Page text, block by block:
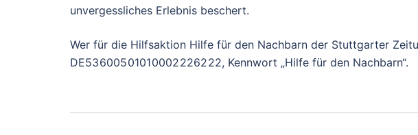
unvergessliches Erlebnis beschert.
Wer für die Hilfsaktion Hilfe für den Nachbarn der Stuttgarter
DE53 6005 0101 0002 2262 22, Kennwort „Hilfe für den Nachbarn“.